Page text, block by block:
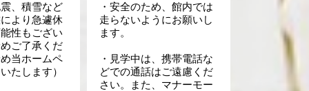
、積雪など
より急遽休
性もござい
ご了承くだ
当ホームペ
たします）
・安全のため、館内では
走らないようにお願いし
ます。
・見学中は、携帯電話な
どでの通話はご遠慮くだ
さい。また、マナーモー